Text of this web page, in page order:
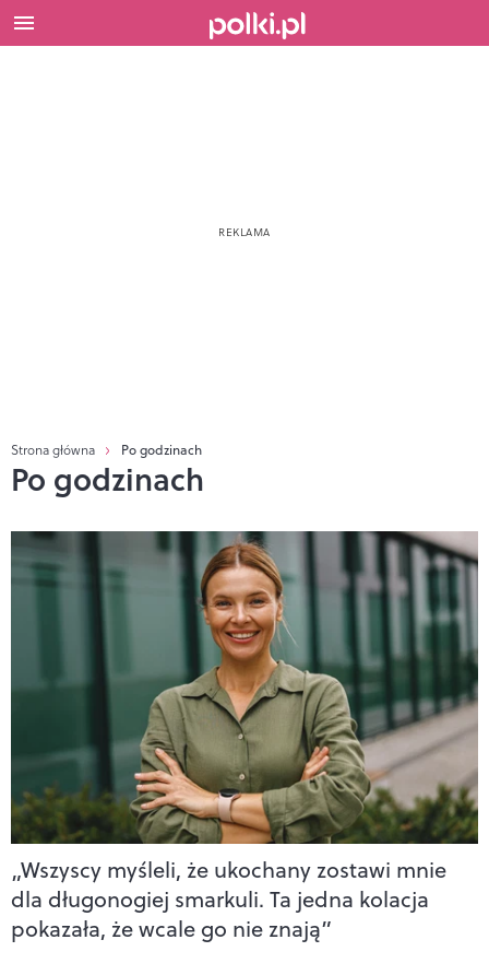
Strona główna Po godzinach
Po godzinach
„Wszyscy myśleli, że ukochany zostawi mnie
dla długonogiej smarkuli. Ta jedna kolacja
pokazała, że wcale go nie znają”